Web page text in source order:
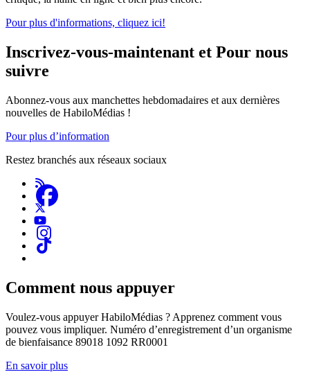
Pour plus d'informations, cliquez ici!
Inscrivez-vous-maintenant et Pour nous
suivre
Abonnez-vous aux manchettes hebdomadaires et aux dernières
nouvelles de HabiloMédias !
Pour plus d’information
Restez branchés aux réseaux sociaux
Comment nous appuyer
Voulez-vous appuyer HabiloMédias ? Apprenez comment vous
pouvez vous impliquer. Numéro d’enregistrement d’un organisme
de bienfaisance 89018 1092 RR0001
En savoir plus